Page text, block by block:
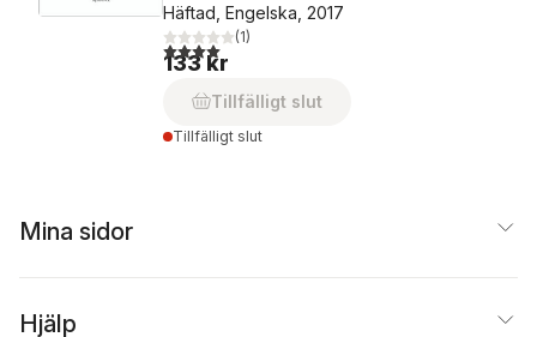
Häftad, Engelska, 2017
4,0utav 5 stjärnor. Totalt antal röster:
(1)
133 kr
Tillfälligt slut
Tillfälligt slut
Mina sidor
Hjälp